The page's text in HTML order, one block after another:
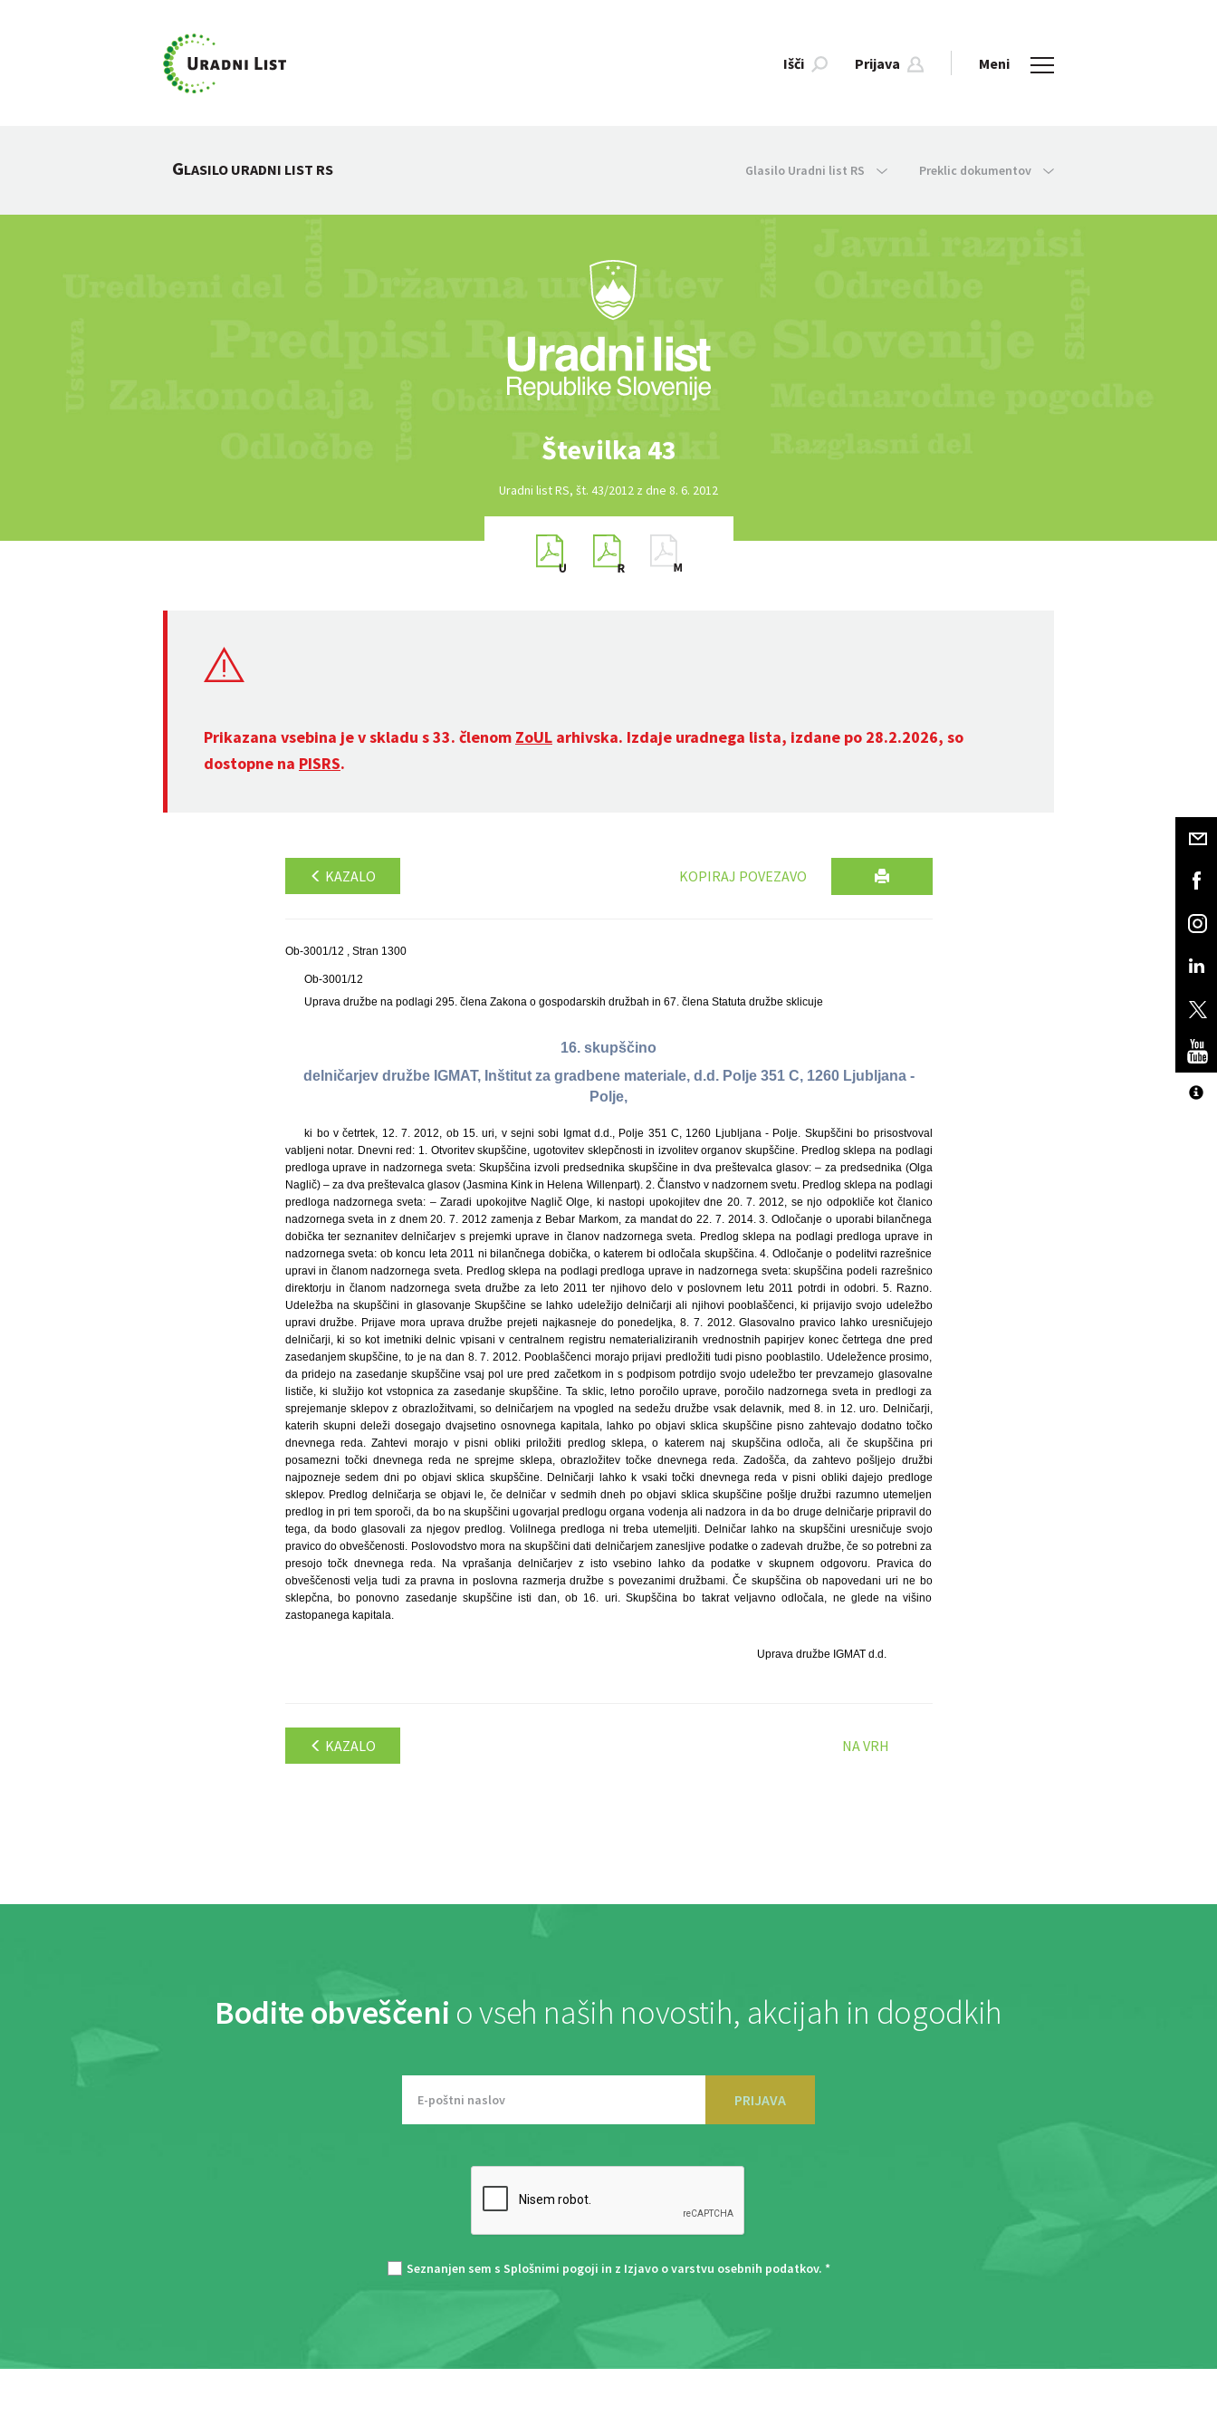
Išči Prijava Meni
GLASILO URADNI LIST RS Glasilo Uradni list RS Preklic dokumentov
Številka 43
Uradni list RS, št. 43/2012 z dne 8. 6. 2012
Prikazana vsebina je v skladu s 33. členom ZoUL arhivska. Izdaje uradnega lista, izdane po 28.2.2026, so
dostopne na PISRS.
KAZALO KOPIRAJ POVEZAVO
Ob-3001/12 , Stran 1300
Ob-3001/12
Uprava družbe na podlagi 295. člena Zakona o gospodarskih družbah in 67. člena Statuta družbe sklicuje
16. skupščino
delničarjev družbe IGMAT, Inštitut za gradbene materiale, d.d. Polje 351 C, 1260 Ljubljana -
Polje,
ki bo v četrtek, 12. 7. 2012, ob 15. uri, v sejni sobi Igmat d.d., Polje 351 C, 1260 Ljubljana - Polje. Skupščini bo prisostvoval
vabljeni notar. Dnevni red: 1. Otvoritev skupščine, ugotovitev sklepčnosti in izvolitev organov skupščine. Predlog sklepa na podlagi
predloga uprave in nadzornega sveta: Skupščina izvoli predsednika skupščine in dva preštevalca glasov: – za predsednika (Olga
Naglič) – za dva preštevalca glasov (Jasmina Kink in Helena Willenpart). 2. Članstvo v nadzornem svetu. Predlog sklepa na podlagi
predloga nadzornega sveta: – Zaradi upokojitve Naglič Olge, ki nastopi upokojitev dne 20. 7. 2012, se njo odpokliče kot članico
nadzornega sveta in z dnem 20. 7. 2012 zamenja z Bebar Markom, za mandat do 22. 7. 2014. 3. Odločanje o uporabi bilančnega
dobička ter seznanitev delničarjev s prejemki uprave in članov nadzornega sveta. Predlog sklepa na podlagi predloga uprave in
nadzornega sveta: ob koncu leta 2011 ni bilančnega dobička, o katerem bi odločala skupščina. 4. Odločanje o podelitvi razrešnice
upravi in članom nadzornega sveta. Predlog sklepa na podlagi predloga uprave in nadzornega sveta: skupščina podeli razrešnico
direktorju in članom nadzornega sveta družbe za leto 2011 ter njihovo delo v poslovnem letu 2011 potrdi in odobri. 5. Razno.
Udeležba na skupščini in glasovanje Skupščine se lahko udeležijo delničarji ali njihovi pooblaščenci, ki prijavijo svojo udeležbo
upravi družbe. Prijave mora uprava družbe prejeti najkasneje do ponedeljka, 8. 7. 2012. Glasovalno pravico lahko uresničujejo
delničarji, ki so kot imetniki delnic vpisani v centralnem registru nematerializiranih vrednostnih papirjev konec četrtega dne pred
zasedanjem skupščine, to je na dan 8. 7. 2012. Pooblaščenci morajo prijavi predložiti tudi pisno pooblastilo. Udeležence prosimo,
da pridejo na zasedanje skupščine vsaj pol ure pred začetkom in s podpisom potrdijo svojo udeležbo ter prevzamejo glasovalne
lističe, ki služijo kot vstopnica za zasedanje skupščine. Ta sklic, letno poročilo uprave, poročilo nadzornega sveta in predlogi za
sprejemanje sklepov z obrazložitvami, so delničarjem na vpogled na sedežu družbe vsak delavnik, med 8. in 12. uro. Delničarji,
katerih skupni deleži dosegajo dvajsetino osnovnega kapitala, lahko po objavi sklica skupščine pisno zahtevajo dodatno točko
dnevnega reda. Zahtevi morajo v pisni obliki priložiti predlog sklepa, o katerem naj skupščina odloča, ali če skupščina pri
posamezni točki dnevnega reda ne sprejme sklepa, obrazložitev točke dnevnega reda. Zadošča, da zahtevo pošljejo družbi
najpozneje sedem dni po objavi sklica skupščine. Delničarji lahko k vsaki točki dnevnega reda v pisni obliki dajejo predloge
sklepov. Predlog delničarja se objavi le, če delničar v sedmih dneh po objavi sklica skupščine pošlje družbi razumno utemeljen
predlog in pri tem sporoči, da bo na skupščini ugovarjal predlogu organa vodenja ali nadzora in da bo druge delničarje pripravil do
tega, da bodo glasovali za njegov predlog. Volilnega predloga ni treba utemeljiti. Delničar lahko na skupščini uresničuje svojo
pravico do obveščenosti. Poslovodstvo mora na skupščini dati delničarjem zanesljive podatke o zadevah družbe, če so potrebni za
presojo točk dnevnega reda. Na vprašanja delničarjev z isto vsebino lahko da podatke v skupnem odgovoru. Pravica do
obveščenosti velja tudi za pravna in poslovna razmerja družbe s povezanimi družbami. Če skupščina ob napovedani uri ne bo
sklepčna, bo ponovno zasedanje skupščine isti dan, ob 16. uri. Skupščina bo takrat veljavno odločala, ne glede na višino
zastopanega kapitala.
Uprava družbe IGMAT d.d.
KAZALO NA VRH
Bodite obveščeni o vseh naših novostih, akcijah in dogodkih
PRIJAVA
Seznanjen sem s Splošnimi pogoji in z Izjavo o varstvu osebnih podatkov. *